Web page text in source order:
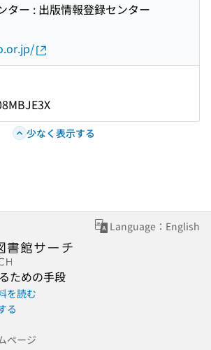
ター : 出版情報登録センター
少なく表示する
Language：English
ための手段
を読む
る
ページ